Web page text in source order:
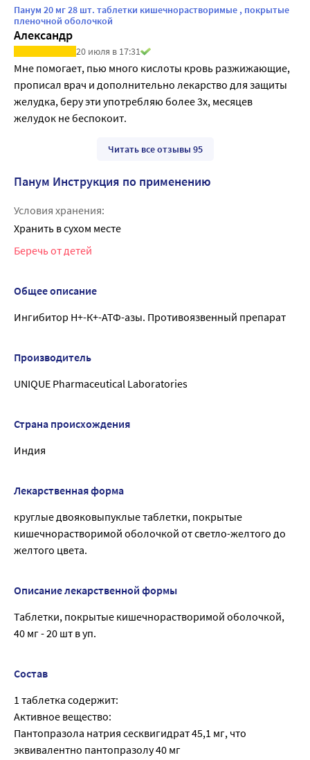
Панум 20 мг 28 шт. таблетки кишечнорастворимые , покрытые
пленочной оболочкой
Александр
20 июля в 17:31
Мне помогает, пью много кислоты кровь разжижающие,
прописал врач и дополнительно лекарство для защиты
желудка, беру эти употребляю более 3х, месяцев
желудок не беспокоит.
Читать все отзывы 95
Панум Инструкция по применению
Условия хранения:
Хранить в сухом месте
Беречь от детей
Общее описание
Ингибитор Н+-К+-АТФ-азы. Противоязвенный препарат
Производитель
UNIQUE Pharmaceutical Laboratories
Страна происхождения
Индия
Лекарственная форма
круглые двояковыпуклые таблетки, покрытые
кишечнорастворимой оболочкой от светло-желтого до
желтого цвета.
Описание лекарственной формы
Таблетки, покрытые кишечнорастворимой оболочкой,
40 мг - 20 шт в уп.
Состав
1 таблетка содержит:
Активное вещество:
Пантопразола натрия сесквигидрат 45,1 мг, что
эквивалентно пантопразолу 40 мг